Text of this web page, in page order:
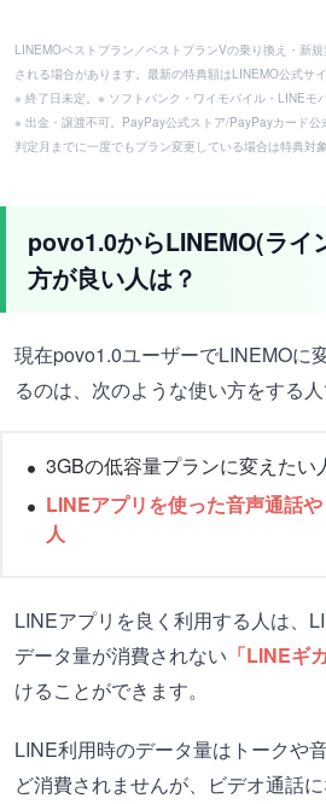
LINEMOベストプラン／ベストプランVの乗り換え・新
される場合があります。最新の特典額はLINEMO公式サ
※ 終了日未定。※ ソフトバンク・ワイモバイル・LINEモ
※ 出金・譲渡不可。PayPay公式ストア/PayPayカード
判定月までに一度でもプラン変更している場合は特典対
povo1.0からLINEMO(ライ
方が良い人は？
現在povo1.0ユーザーでLINEMOに
るのは、次のような使い方をする人
3GBの低容量プランに変えたい
LINEアプリを使った音声通話
人
LINEアプリを良く利用する人は、
データ量が消費されない 「LINEギ
けることができます。
LINE利用時のデータ量はトークや
ど消費されませんが、ビデオ通話